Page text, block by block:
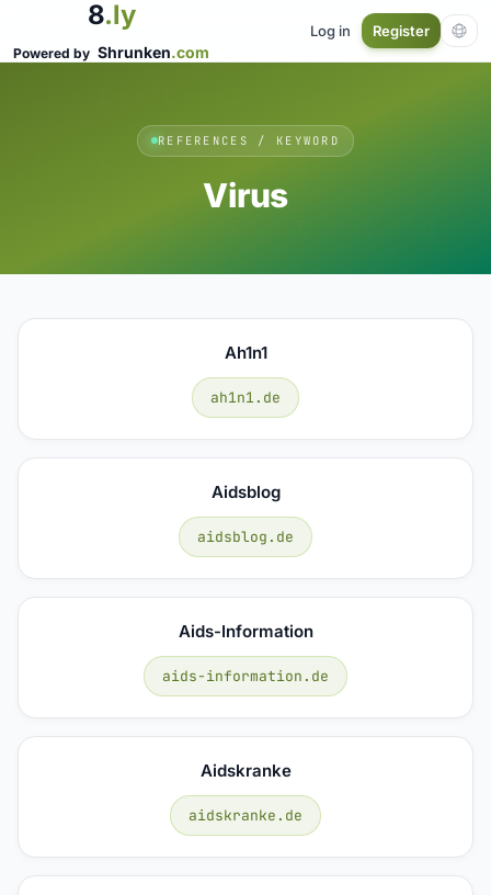
8.ly
Powered by Shrunken.com
Log in Register
REFERENCES / KEYWORD
Virus
Ah1n1
ah1n1.de
Aidsblog
aidsblog.de
Aids-Information
aids-information.de
Aidskranke
aidskranke.de